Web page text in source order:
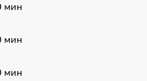
мин
мин
мин